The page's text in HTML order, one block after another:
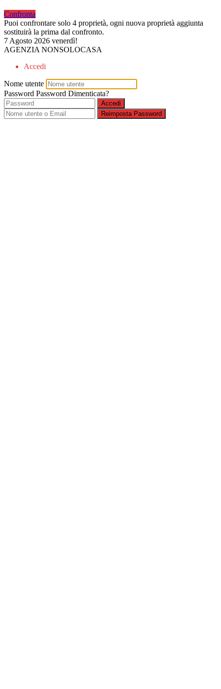
Confronta
Puoi confrontare solo 4 proprietà, ogni nuova proprietà aggiunta
sostituirà la prima dal confronto.
7 Agosto 2026 venerdì!
AGENZIA NONSOLOCASA
Accedi
Nome utente
Password Password Dimenticata?
Accedi
Reimposta Password